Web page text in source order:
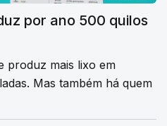
por ano 500 quilos
produz mais lixo em
Mas também há quem